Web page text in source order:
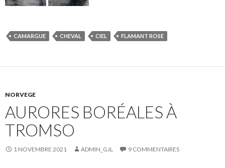
CAMARGUE CHEVAL CIEL FLAMANT ROSE
NORVEGE
AURORES BORÉALES À
TROMSO
1 NOVEMBRE 2021 ADMIN_GJL 9 COMMENTAIRES